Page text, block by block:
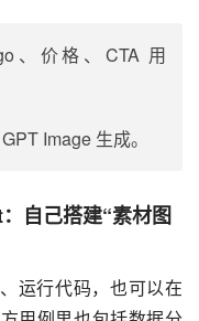
、价格、CTA 用
Image 生成。
自己搭建“素材图
运行代码，也可以在